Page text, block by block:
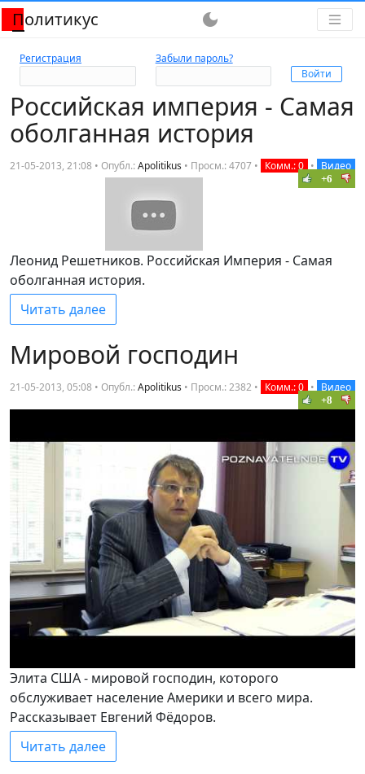
Политикус dark_mode
Регистрация Забыли пароль?
Российская империя - Самая
оболганная история
21-05-2013, 21:08 • Опубл.:Apolitikus • Просм.: 4707 • Комм.: 0 • Видео
+6
Леонид Решетников. Российская Империя - Самая
оболганная история.
Читать далее
Мировой господин
21-05-2013, 05:08 • Опубл.:Apolitikus • Просм.: 2382 • Комм.: 0 • Видео
+8
Элита США - мировой господин, которого
обслуживает население Америки и всего мира.
Рассказывает Евгений Фёдоров.
Читать далее